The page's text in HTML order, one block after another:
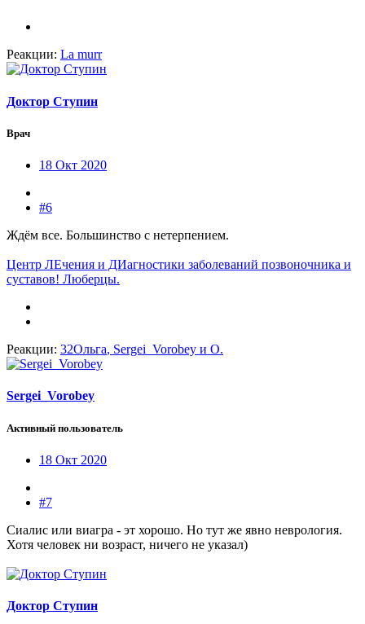
Реакции: La murr
Доктор Ступин
Врач
18 Окт 2020
#6
Ждём все. Большинство с нетерпением.
Центр ЛЕчения и ДИагностики заболеваний позвоночника и
суставов! Люберцы.
Реакции: 32Ольга, Sergei_Vorobey и О.
Sergei_Vorobey
Активный пользователь
18 Окт 2020
#7
Сиалис или виагра - эт хорошо. Но тут же явно неврология.
Хотя человек ни возраст, ничего не указал)
Доктор Ступин